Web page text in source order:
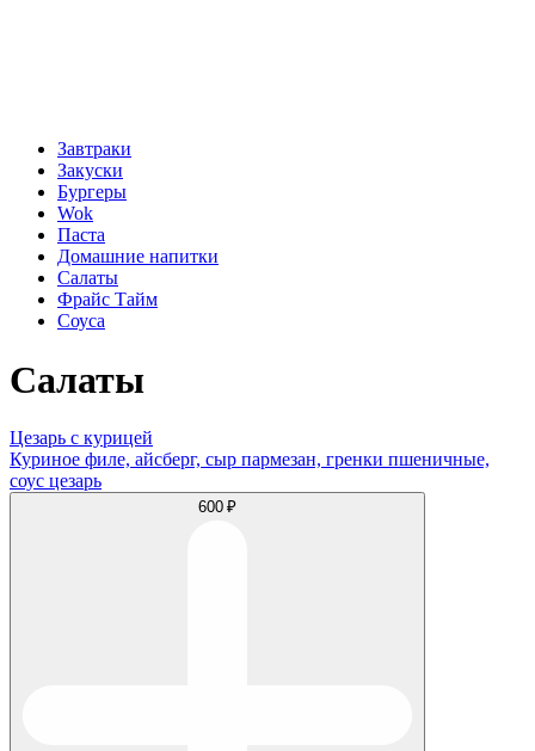
Завтраки
Закуски
Бургеры
Wok
Паста
Домашние напитки
Салаты
Фрайс Тайм
Соуса
Салаты
Цезарь с курицей
Куриное филе, айсберг, сыр пармезан, гренки пшеничные,
соус цезарь
600 ₽